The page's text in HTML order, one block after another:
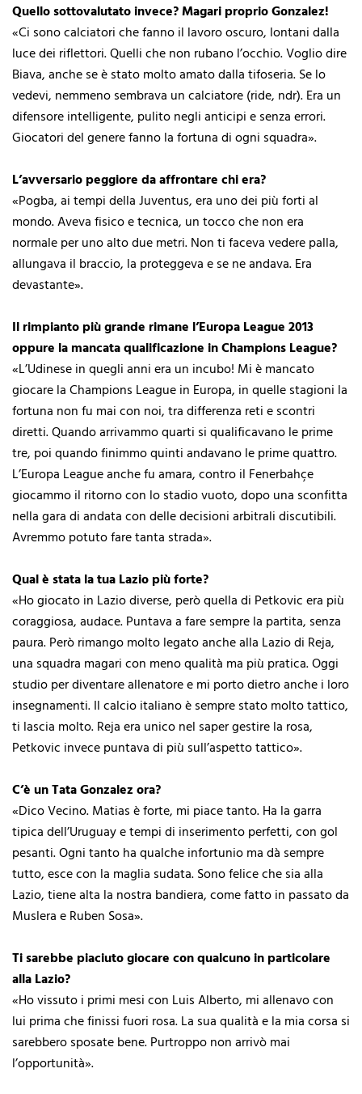
Quello sottovalutato invece? Magari proprio Gonzalez!
«Ci sono calciatori che fanno il lavoro oscuro, lontani dalla
luce dei riflettori. Quelli che non rubano l’occhio. Voglio dire
Biava, anche se è stato molto amato dalla tifoseria. Se lo
vedevi, nemmeno sembrava un calciatore (ride, ndr). Era un
difensore intelligente, pulito negli anticipi e senza errori.
Giocatori del genere fanno la fortuna di ogni squadra».
L’avversario peggiore da affrontare chi era?
«Pogba, ai tempi della Juventus, era uno dei più forti al
mondo. Aveva fisico e tecnica, un tocco che non era
normale per uno alto due metri. Non ti faceva vedere palla,
allungava il braccio, la proteggeva e se ne andava. Era
devastante».
Il rimpianto più grande rimane l’Europa League 2013
oppure la mancata qualificazione in Champions League?
«L’Udinese in quegli anni era un incubo! Mi è mancato
giocare la Champions League in Europa, in quelle stagioni la
fortuna non fu mai con noi, tra differenza reti e scontri
diretti. Quando arrivammo quarti si qualificavano le prime
tre, poi quando finimmo quinti andavano le prime quattro.
L’Europa League anche fu amara, contro il Fenerbahçe
giocammo il ritorno con lo stadio vuoto, dopo una sconfitta
nella gara di andata con delle decisioni arbitrali discutibili.
Avremmo potuto fare tanta strada».
Qual è stata la tua Lazio più forte?
«Ho giocato in Lazio diverse, però quella di Petkovic era più
coraggiosa, audace. Puntava a fare sempre la partita, senza
paura. Però rimango molto legato anche alla Lazio di Reja,
una squadra magari con meno qualità ma più pratica. Oggi
studio per diventare allenatore e mi porto dietro anche i loro
insegnamenti. Il calcio italiano è sempre stato molto tattico,
ti lascia molto. Reja era unico nel saper gestire la rosa,
Petkovic invece puntava di più sull’aspetto tattico».
C’è un Tata Gonzalez ora?
«Dico Vecino. Matias è forte, mi piace tanto. Ha la garra
tipica dell’Uruguay e tempi di inserimento perfetti, con gol
pesanti. Ogni tanto ha qualche infortunio ma dà sempre
tutto, esce con la maglia sudata. Sono felice che sia alla
Lazio, tiene alta la nostra bandiera, come fatto in passato da
Muslera e Ruben Sosa».
Ti sarebbe piaciuto giocare con qualcuno in particolare
alla Lazio?
«Ho vissuto i primi mesi con Luis Alberto, mi allenavo con
lui prima che finissi fuori rosa. La sua qualità e la mia corsa si
sarebbero sposate bene. Purtroppo non arrivò mai
l’opportunità».